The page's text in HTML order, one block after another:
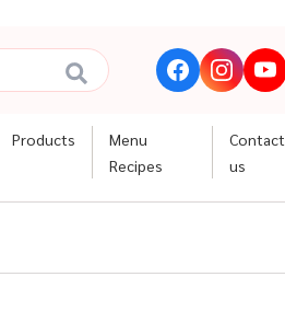
Products
Menu
Recipes
Contact
us